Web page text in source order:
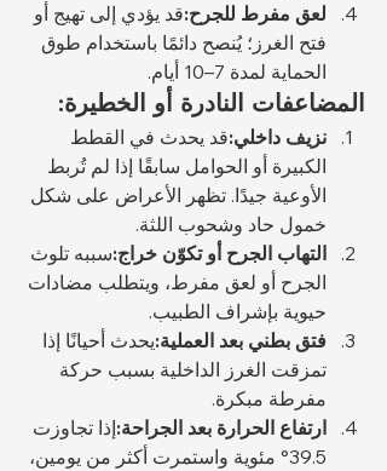
لعق مفرط للجرح:قد يؤدي إلى تهيج أو
فتح الغرز؛ يُنصح دائمًا باستخدام طوق
الحماية لمدة 7–10 أيام.
المضاعفات النادرة أو الخطيرة:
نزيف داخلي:قد يحدث في القطط
الكبيرة أو الحوامل سابقًا إذا لم تُربط
الأوعية جيدًا. تظهر الأعراض على شكل
خمول حاد وشحوب اللثة.
التهاب الجرح أو تكوّن خراج:سببه تلوث
الجرح أو لعق مفرط، ويتطلب مضادات
حيوية بإشراف الطبيب.
فتق بطني بعد العملية:يحدث أحيانًا إذا
تمزقت الغرز الداخلية بسبب حركة
مفرطة مبكرة.
ارتفاع الحرارة بعد الجراحة:إذا تجاوزت
39.5° مئوية واستمرت أكثر من يومين،